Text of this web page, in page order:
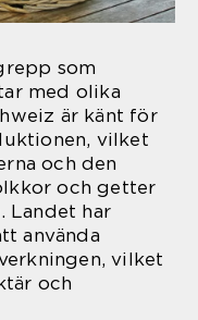
som
med olika
är känt för
vilket
och den
och getter
Landet har
använda
vilket
och